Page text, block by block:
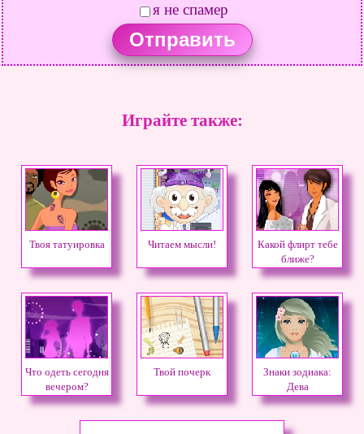
я не спамер
Играйте также:
Твоя татуировка Читаем мысли!
Какой флирт тебе
ближе?
Что одеть сегодня
вечером?
Твой почерк
Знаки зодиака:
Дева